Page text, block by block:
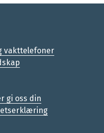
vakttelefoner
gi oss din